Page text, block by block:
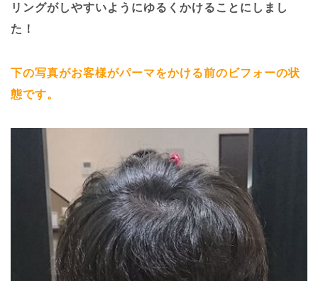
リングがしやすいようにゆるくかけることにしまし
た！
下の写真がお客様がパーマをかける前のビフォーの状
態です。